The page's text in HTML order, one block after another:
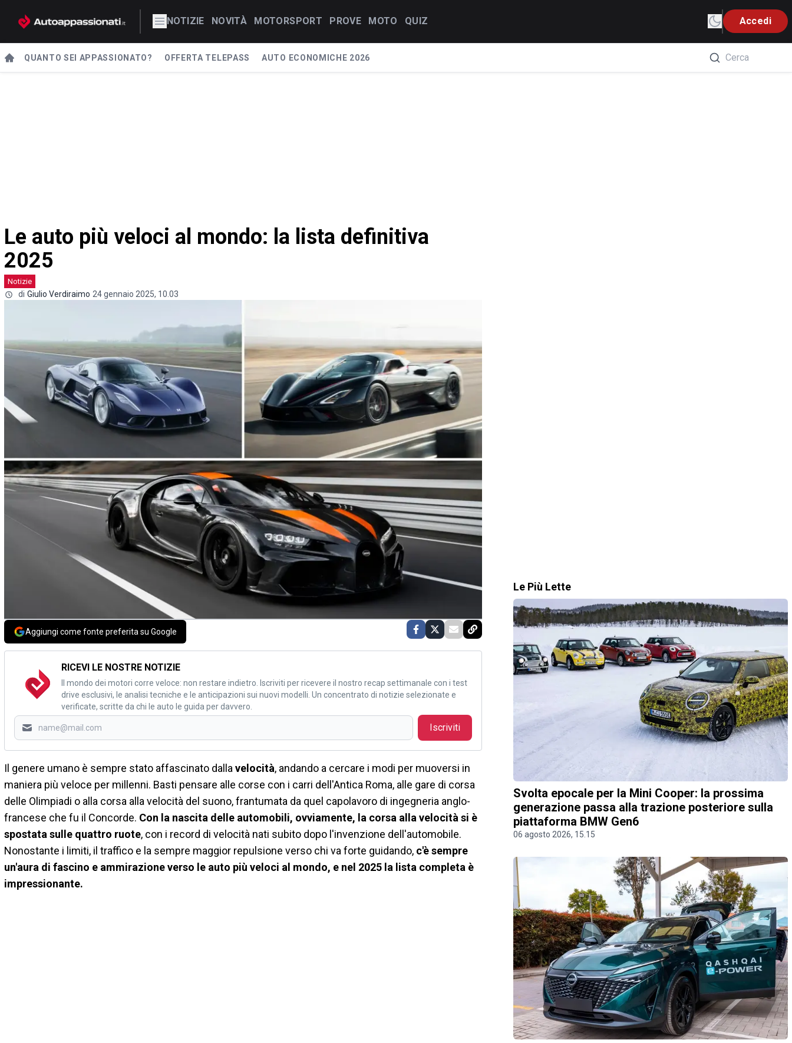
NOTIZIE NOVITÀ MOTORSPORT PROVE MOTO QUIZ Accedi
QUANTO SEI APPASSIONATO? OFFERTA TELEPASS AUTO ECONOMICHE 2026
Le auto più veloci al mondo: la lista definitiva
2025
Notizie
di Giulio Verdiraimo 24 gennaio 2025, 10.03
Aggiungi come fonte preferita su Google
RICEVI LE NOSTRE NOTIZIE
Il mondo dei motori corre veloce: non restare indietro. Iscriviti per ricevere il nostro recap settimanale con i test
drive esclusivi, le analisi tecniche e le anticipazioni sui nuovi modelli. Un concentrato di notizie selezionate e
verificate, scritte da chi le auto le guida per davvero.
Iscriviti
Il genere umano è sempre stato affascinato dalla velocità, andando a cercare i modi per muoversi in
maniera più veloce per millenni. Basti pensare alle corse con i carri dell'Antica Roma, alle gare di corsa
delle Olimpiadi o alla corsa alla velocità del suono, frantumata da quel capolavoro di ingegneria anglo-
francese che fu il Concorde. Con la nascita delle automobili, ovviamente, la corsa alla velocità si è
spostata sulle quattro ruote, con i record di velocità nati subito dopo l'invenzione dell'automobile.
Nonostante i limiti, il traffico e la sempre maggior repulsione verso chi va forte guidando, c'è sempre
un'aura di fascino e ammirazione verso le auto più veloci al mondo, e nel 2025 la lista completa è
impressionante.
Le Più Lette
Svolta epocale per la Mini Cooper: la prossima
generazione passa alla trazione posteriore sulla
piattaforma BMW Gen6
06 agosto 2026, 15.15